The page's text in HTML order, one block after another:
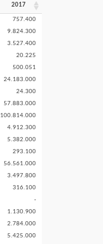
757.400
9.824.300
3.527.400
20.225
500.051
24.183.000
24.300
57.883.000
100.814.000
4.912.300
5.382.000
293.100
56.561.000
3.497.800
316.100
-
1.130.900
2.784.000
5.425.000
2017